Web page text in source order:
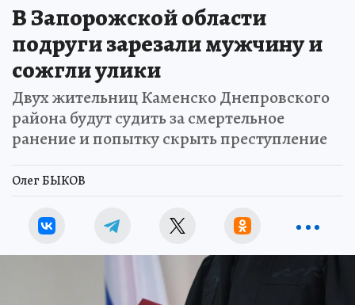
В Запорожской области
подруги зарезали мужчину и
сожгли улики
Двух жительниц Каменско Днепровского
района будут судить за смертельное
ранение и попытку скрыть преступление
Олег БЫКОВ